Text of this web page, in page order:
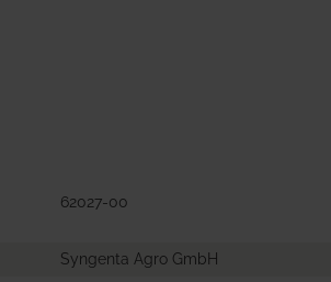
62027-00
Syngenta Agro GmbH